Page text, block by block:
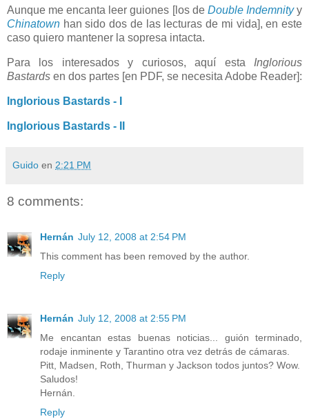
Aunque me encanta leer guiones [los de Double Indemnityy
Chinatown han sido dos de las lecturas de mi vida], en este
caso quiero mantener la sopresa intacta.
Para los interesados y curiosos, aquí esta Inglorious
Bastards en dos partes [en PDF, se necesita Adobe Reader]:
Inglorious Bastards - I
Inglorious Bastards - II
Guido en 2:21 PM
8 comments:
Hernán July 12, 2008 at 2:54 PM
This comment has been removed by the author.
Reply
Hernán July 12, 2008 at 2:55 PM
Me encantan estas buenas noticias... guión terminado,
rodaje inminente y Tarantino otra vez detrás de cámaras.
Pitt, Madsen, Roth, Thurman y Jackson todos juntos? Wow.
Saludos!
Hernán.
Reply